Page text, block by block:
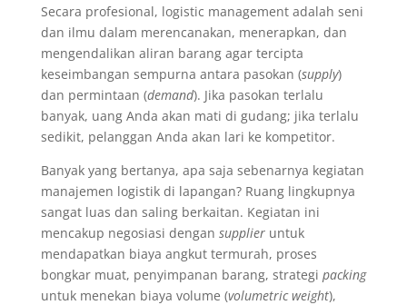
Secara profesional, logistic management adalah seni
dan ilmu dalam merencanakan, menerapkan, dan
mengendalikan aliran barang agar tercipta
keseimbangan sempurna antara pasokan (supply)
dan permintaan (demand). Jika pasokan terlalu
banyak, uang Anda akan mati di gudang; jika terlalu
sedikit, pelanggan Anda akan lari ke kompetitor.
Banyak yang bertanya, apa saja sebenarnya kegiatan
manajemen logistik di lapangan? Ruang lingkupnya
sangat luas dan saling berkaitan. Kegiatan ini
mencakup negosiasi dengan supplieruntuk
mendapatkan biaya angkut termurah, proses
bongkar muat, penyimpanan barang, strategi packing
untuk menekan biaya volume (volumetric weight),